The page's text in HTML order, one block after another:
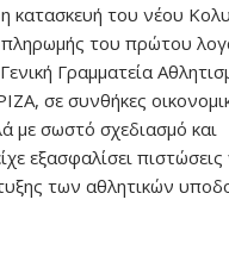
κατασκευή του νέου
πληρωμής του πρώτου
Γραμματεία
σε συνθήκες
με σωστό σχεδιασμό και
εξασφαλίσει πιστώσεις
των αθλητικών